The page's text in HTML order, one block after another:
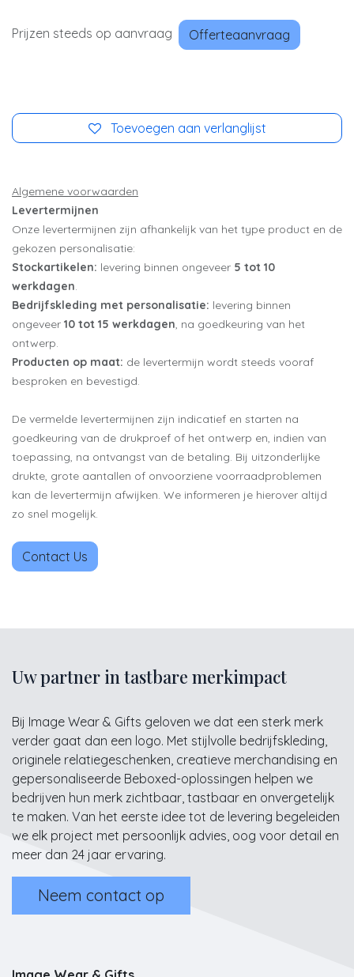
Prijzen steeds op aanvraag Offerteaanvraag
Toevoegen aan verlanglijst
Algemene voorwaarden
Levertermijnen
Onze levertermijnen zijn afhankelijk van het type product en de
gekozen personalisatie:
Stockartikelen: levering binnen ongeveer 5 tot 10
werkdagen.
Bedrijfskleding met personalisatie: levering binnen
ongeveer 10 tot 15 werkdagen, na goedkeuring van het
ontwerp.
Producten op maat: de levertermijn wordt steeds vooraf
besproken en bevestigd.
De vermelde levertermijnen zijn indicatief en starten na
goedkeuring van de drukproef of het ontwerp en, indien van
toepassing, na ontvangst van de betaling. Bij uitzonderlijke
drukte, grote aantallen of onvoorziene voorraadproblemen
kan de levertermijn afwijken. We informeren je hierover altijd
zo snel mogelijk.
Contact Us
Uw partner in tastbare merkimpact
Bij Image Wear & Gifts geloven we dat een sterk merk
verder gaat dan een logo. Met stijlvolle bedrijfskleding,
originele relatiegeschenken, creatieve merchandising en
gepersonaliseerde Beboxed-oplossingen helpen we
bedrijven hun merk zichtbaar, tastbaar en onvergetelijk
te maken. Van het eerste idee tot de levering begeleiden
we elk project met persoonlijk advies, oog voor detail en
meer dan 24 jaar ervaring.
Neem contact op